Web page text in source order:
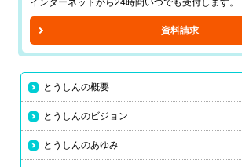
資料請求
とうしんの概要
とうしんのビジョン
とうしんのあゆみ